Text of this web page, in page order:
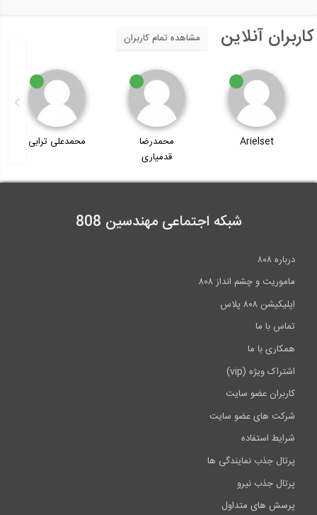
کاربران آنلاین مشاهده تمام کاربران
Arielset
محمدرضا
قدمیاری
محمدعلی ترابی
شبکه اجتماعی مهندسین 808
درباره ۸۰۸
ماموریت و چشم انداز ۸۰۸
اپلیکیشن ۸۰۸ پلاس
تماس با ما
همکاری با ما
اشتراک ویژه (vip)
کاربران عضو سایت
شرکت های عضو سایت
شرایط استفاده
پرتال جذب نمایندگی ها
پرتال جذب نیرو
پرسش های متداول